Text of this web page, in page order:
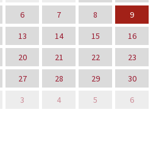
6 7 8
9
13 14 15
16
20 21 22
23
27 28 29
30
3 4 5 6